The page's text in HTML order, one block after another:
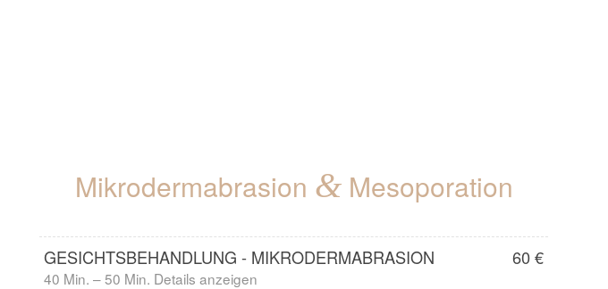
Mikrodermabrasion &Mesoporation
GESICHTSBEHANDLUNG - MIKRODERMABRASION 60 €
40 Min. – 50 Min. Details anzeigen